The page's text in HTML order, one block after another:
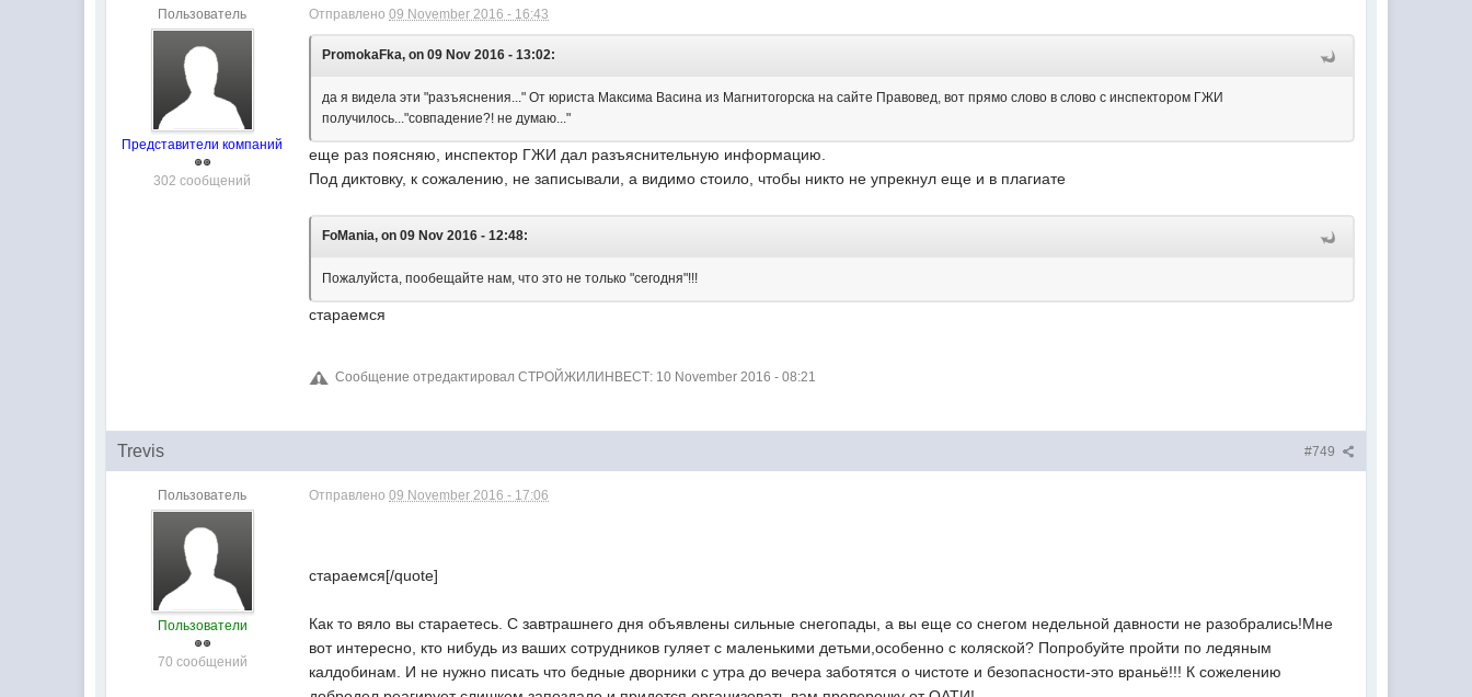
Пользователь
Представители компаний
302 сообщений
Отправлено09 November 2016 - 16:43
PromokaFka, on 09 Nov 2016 - 13:02:
да я видела эти "разъяснения..." От юриста Максима Васина из Магнитогорска на сайте Правовед, вот прямо слово в слово с инспектором ГЖИ
получилось..."совпадение?! не думаю..."
еще раз поясняю, инспектор ГЖИ дал разъяснительную информацию.
Под диктовку, к сожалению, не записывали, а видимо стоило, чтобы никто не упрекнул еще и в плагиате
FoMania, on 09 Nov 2016 - 12:48:
Пожалуйста, пообещайте нам, что это не только "сегодня"!!!
стараемся
Сообщение отредактировал СТРОЙЖИЛИНВЕСТ: 10 November 2016 - 08:21
#749
Trevis
Пользователь
Пользователи
70 сообщений
Отправлено09 November 2016 - 17:06
стараемся[/quote]
Как то вяло вы стараетесь. С завтрашнего дня объявлены сильные снегопады, а вы еще со снегом недельной давности не разобрались!Мне
вот интересно, кто нибудь из ваших сотрудников гуляет с маленькими детьми,особенно с коляской? Попробуйте пройти по ледяным
калдобинам. И не нужно писать что бедные дворники с утра до вечера заботятся о чистоте и безопасности-это враньё!!! К сожелению